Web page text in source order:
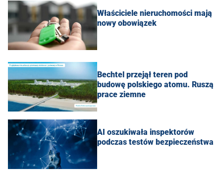
Właściciele nieruchomości mają
nowy obowiązek
Bechtel przejął teren pod
budowę polskiego atomu. Ruszą
prace ziemne
AI oszukiwała inspektorów
podczas testów bezpieczeństwa